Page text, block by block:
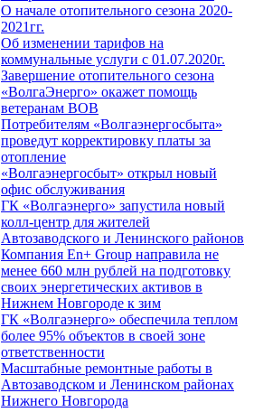
О начале отопительного сезона 2020-
2021гг.
Об изменении тарифов на
коммунальные услуги с 01.07.2020г.
Завершение отопительного сезона
«ВолгаЭнерго» окажет помощь
ветеранам ВОВ
Потребителям «Волгаэнергосбыта»
проведут корректировку платы за
отопление
«Волгаэнергосбыт» открыл новый
офис обслуживания
ГК «Волгаэнерго» запустила новый
колл-центр для жителей
Автозаводского и Ленинского районов
Компания En+ Group направила не
менее 660 млн рублей на подготовку
своих энергетических активов в
Нижнем Новгороде к зим
ГК «Волгаэнерго» обеспечила теплом
более 95% объектов в своей зоне
ответственности
Масштабные ремонтные работы в
Автозаводском и Ленинском районах
Нижнего Новгорода